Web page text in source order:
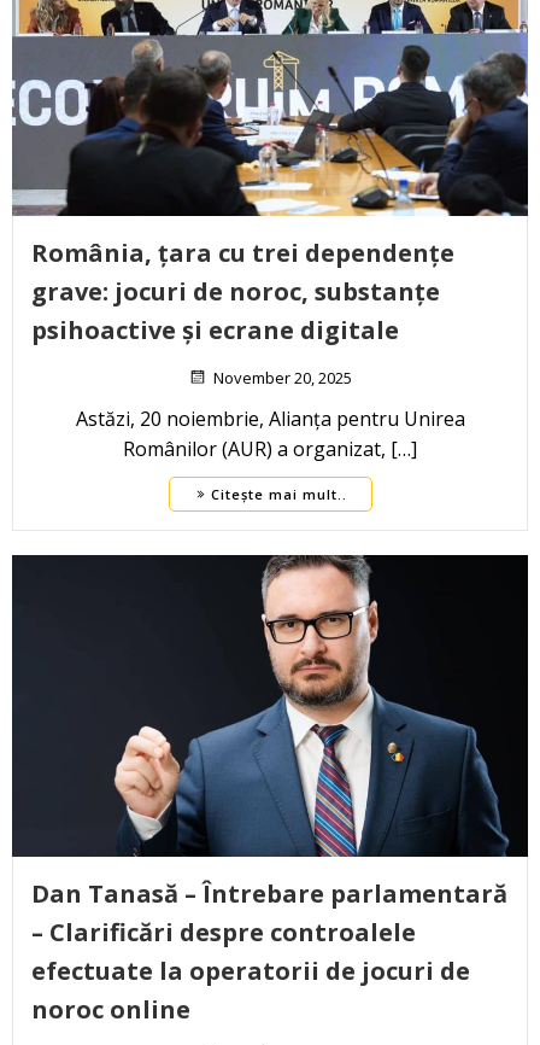
România, țara cu trei dependențe
grave: jocuri de noroc, substanțe
psihoactive și ecrane digitale
November 20, 2025
Astăzi, 20 noiembrie, Alianța pentru Unirea
Românilor (AUR) a organizat, […]
Citește mai mult..
Dan Tanasă – Întrebare parlamentară
– Clarificări despre controalele
efectuate la operatorii de jocuri de
noroc online